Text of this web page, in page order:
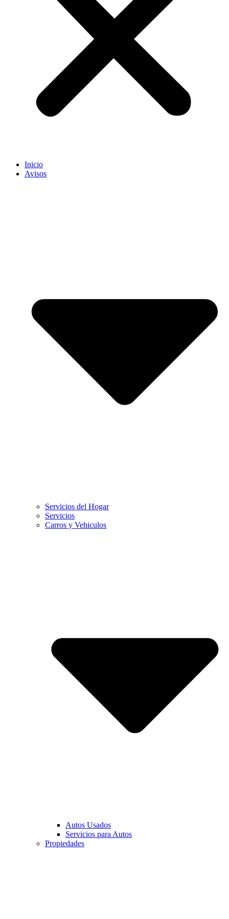
Inicio
Avisos
Servicios del Hogar
Servicios
Carros y Vehiculos
Autos Usados
Servicios para Autos
Propiedades